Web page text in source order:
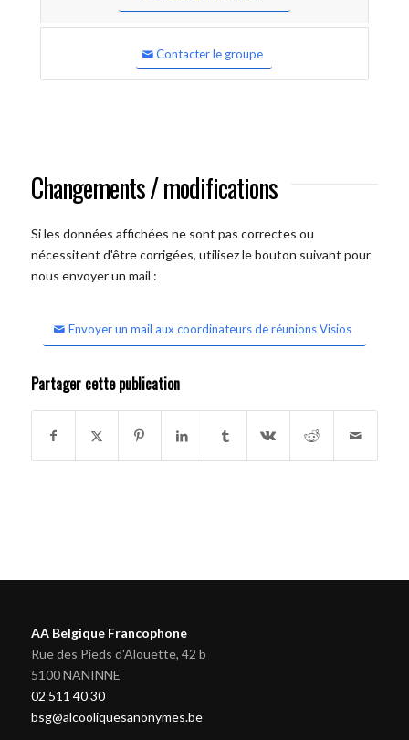
Contacter le groupe
Changements / modifications
Si les données affichées ne sont pas correctes ou
nécessitent d'être corrigées, utilisez le bouton suivant pour
nous envoyer un mail :
Envoyer un mail aux coordinateurs de réunions Visios
Partager cette publication
AA Belgique Francophone
Rue des Pieds d'Alouette, 42 b
5100 NANINNE
02 511 40 30
bsg@alcooliquesanonymes.be